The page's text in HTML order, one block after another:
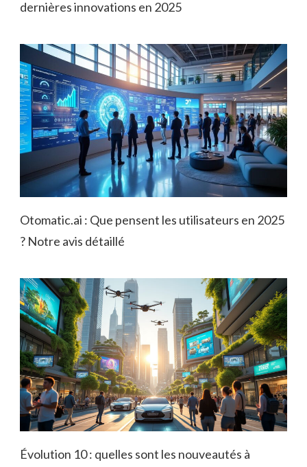
dernières innovations en 2025
Otomatic.ai : Que pensent les utilisateurs en 2025
? Notre avis détaillé
Évolution 10 : quelles sont les nouveautés à